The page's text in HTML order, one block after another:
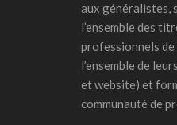
aux généralistes,
l’ensemble des
professionnels
l’ensemble de
et website) et
communauté de